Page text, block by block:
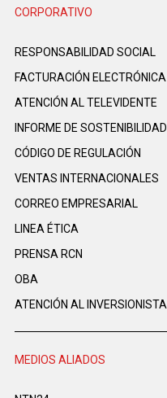
CORPORATIVO
RESPONSABILIDAD SOCIAL
FACTURACIÓN ELECTRÓNICA
ATENCIÓN AL TELEVIDENTE
INFORME DE SOSTENIBILIDAD
CÓDIGO DE REGULACIÓN
VENTAS INTERNACIONALES
CORREO EMPRESARIAL
LINEA ÉTICA
PRENSA RCN
OBA
ATENCIÓN AL INVERSIONISTA
MEDIOS ALIADOS